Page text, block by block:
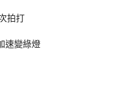
拍打
速變綠燈